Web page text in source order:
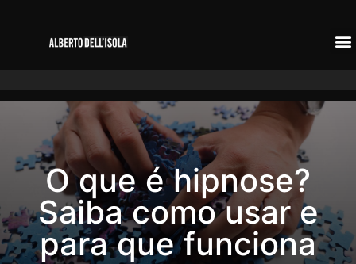
O que é hipnose?
Saiba como usar e
para que funciona